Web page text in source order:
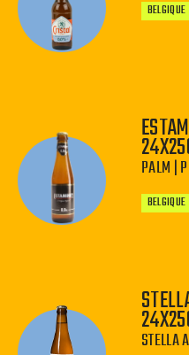
BELGIQUE
PALM |
BELGIQUE
−
STELLA